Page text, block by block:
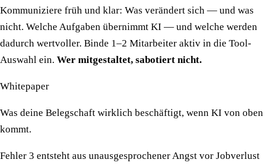
Kommuniziere früh und klar: Was verändert sich — und was
nicht. Welche Aufgaben übernimmt KI — und welche werden
dadurch wertvoller. Binde 1–2 Mitarbeiter aktiv in die Tool-
Auswahl ein. Wer mitgestaltet, sabotiert nicht.
Whitepaper
Was deine Belegschaft wirklich beschäftigt, wenn KI von oben
kommt.
Fehler 3 entsteht aus unausgesprochener Angst vor Jobverlust